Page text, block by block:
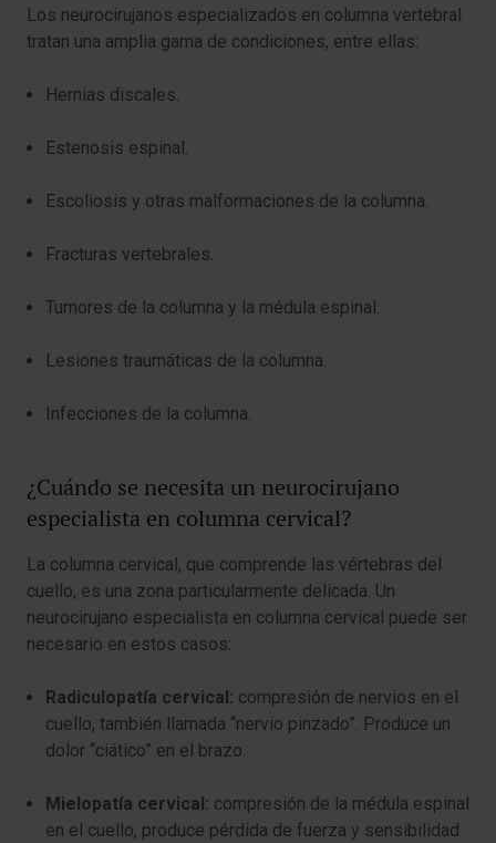
Los neurocirujanos especializados en columna vertebral
tratan una amplia gama de condiciones, entre ellas:
Hernias discales.
Estenosis espinal.
Escoliosis y otras malformaciones de la columna.
Fracturas vertebrales.
Tumores de la columna y la médula espinal.
Lesiones traumáticas de la columna.
Infecciones de la columna.
¿Cuándo se necesita un neurocirujano
especialista en columna cervical?
La columna cervical, que comprende las vértebras del
cuello, es una zona particularmente delicada. Un
neurocirujano especialista en columna cervical puede ser
necesario en estos casos:
Radiculopatía cervical: compresión de nervios en el
cuello, también llamada “nervio pinzado”. Produce un
dolor “ciático” en el brazo.
Mielopatía cervical: compresión de la médula espinal
en el cuello, produce pérdida de fuerza y sensibilidad